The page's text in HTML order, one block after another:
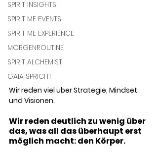
SPIRIT INSIGHTS
SPIRIT ME EVENTS
SPIRIT ME EXPERIENCE
MORGENROUTINE
SPIRIT ALCHEMIST
GAIA SPRICHT
Wir reden viel über Strategie, Mindset
und Visionen.
Wir reden deutlich zu wenig über
das, was all das überhaupt erst
möglich macht: den Körper.